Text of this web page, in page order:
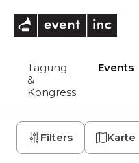
Tagung
&
Kongress
Events
Filters Karte